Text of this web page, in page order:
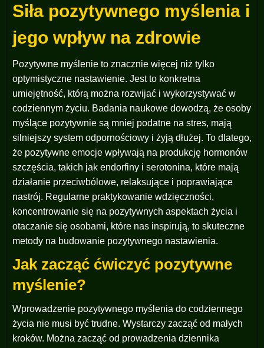
Siła pozytywnego myślenia i
jego wpływ na zdrowie
Pozytywne myślenie to znacznie więcej niż tylko
optymistyczne nastawienie. Jest to konkretna
umiejętność, którą można rozwijać i wykorzystywać w
codziennym życiu. Badania naukowe dowodzą, że osoby
myślące pozytywnie są mniej podatne na stres, mają
silniejszy system odpornościowy i żyją dłużej. To dlatego,
że pozytywne emocje wpływają na produkcję hormonów
szczęścia, takich jak endorfiny i serotonina, które mają
działanie przeciwbólowe, relaksujące i poprawiające
nastrój. Regularne praktykowanie wdzięczności,
koncentrowanie się na pozytywnych aspektach życia i
otaczanie się osobami, które nas inspirują, to skuteczne
metody na budowanie pozytywnego nastawienia.
Jak zacząć ćwiczyć pozytywne
myślenie?
Wprowadzenie pozytywnego myślenia do codziennego
życia nie musi być trudne. Wystarczy zacząć od małych
kroków. Można zacząć od prowadzenia dziennika